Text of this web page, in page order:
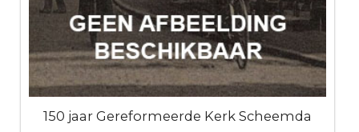
150 jaar Gereformeerde Kerk Scheemda